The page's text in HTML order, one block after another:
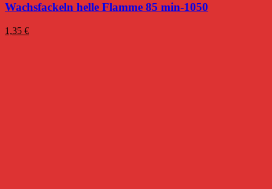
Wachsfackeln helle Flamme 85 min-1050
1,35 €